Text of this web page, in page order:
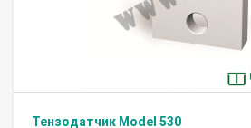
Тензодатчик Model 530